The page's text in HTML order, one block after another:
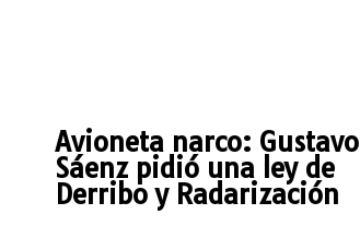
Avioneta narco: Gustavo
Sáenz pidió una ley de
Derribo y Radarización